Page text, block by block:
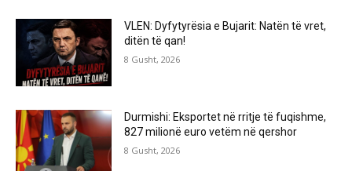
VLEN: Dyfytyrësia e Bujarit: Natën të vret,
ditën të qan!
8 Gusht, 2026
Durmishi: Eksportet në rritje të fuqishme,
827 milionë euro vetëm në qershor
8 Gusht, 2026